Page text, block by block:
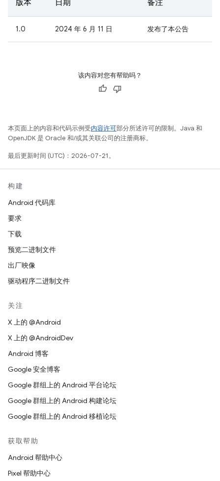
版本 日期 备注
1.0 2024 年 6 月 11 日 发布了本公告
该内容对您有帮助吗？
本页面上的内容和代码示例受内容许可部分所述许可的限制。Java 和
OpenJDK 是 Oracle 和/或其关联公司的注册商标。
最后更新时间 (UTC)：2026-07-21。
构建
Android 代码库
要求
下载
预览二进制文件
出厂映像
驱动程序二进制文件
关注
X 上的 @Android
X 上的 @AndroidDev
Android 博客
Google 安全博客
Google 群组上的 Android 平台论坛
Google 群组上的 Android 构建论坛
Google 群组上的 Android 移植论坛
获取帮助
Android 帮助中心
Pixel 帮助中心